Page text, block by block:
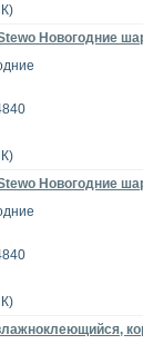
Новогодние
Новогодние